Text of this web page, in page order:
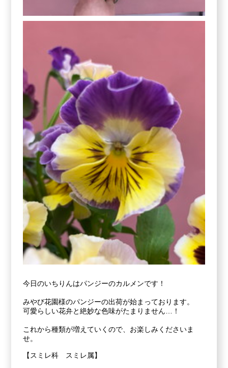
今日のいちりんはパンジーのカルメンです！
みやび花園様のパンジーの出荷が始まっております。
可愛らしい花弁と絶妙な色味がたまりません…！
これから種類が増えていくので、お楽しみくださいま
せ。
【スミレ科 スミレ属】